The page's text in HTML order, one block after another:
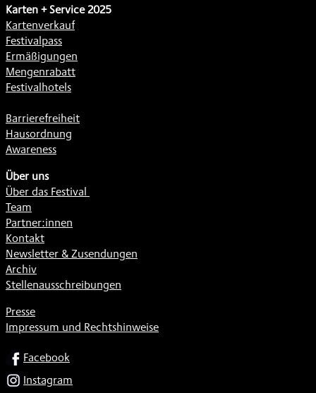
Karten + Service 2025
Kartenverkauf
Festivalpass
Ermäßigungen
Mengenrabatt
Festivalhotels
Barrierefreiheit
Hausordnung
Awareness
Über uns
Über das Festival
Team
Partner:innen
Kontakt
Newsletter & Zusendungen
Archiv
Stellenausschreibungen
Presse
Impressum und Rechtshinweise
SOCIALFacebook
Instagram